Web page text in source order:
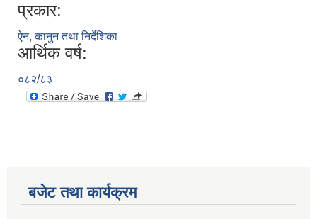
प्रकार:
ऐन, कानुन तथा निर्देशिका
आर्थिक वर्ष:
०८२/८३
बजेट तथा कार्यक्रम